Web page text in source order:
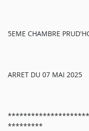
5EME CHAMBRE
ARRET DU 07 MAI 2025
*********